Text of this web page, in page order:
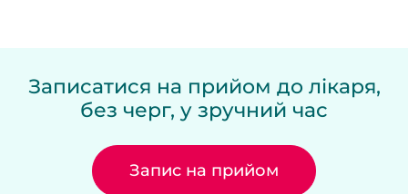
Записатися на прийом до лікаря,
без черг, у зручний час
Запис на прийом